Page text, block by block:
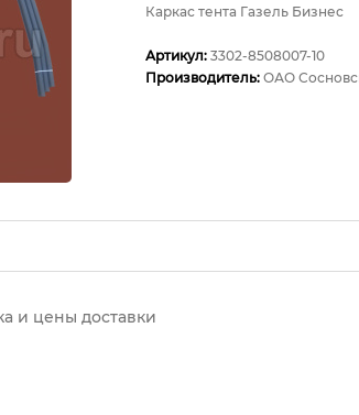
Каркас тента Газель Бизнес
Артикул:3302-8508007-10
Производитель:ОАО
и цены доставки